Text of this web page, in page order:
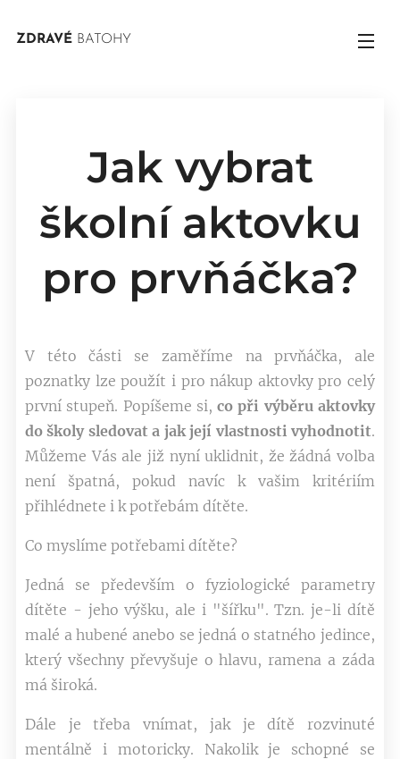
ZDRAVÉ BATOHY
Jak vybrat
školní aktovku
pro prvňáčka?
V této části se zaměříme na prvňáčka, ale
poznatky lze použít i pro nákup aktovky pro celý
první stupeň. Popíšeme si,co při výběru aktovky
do školy sledovat a jak její vlastnosti vyhodnotit.
Můžeme Vás ale již nyní uklidnit, že žádná volba
není špatná, pokud navíc k vašim kritériím
přihlédnete i k potřebám dítěte.
Co myslíme potřebami dítěte?
Jedná se především o fyziologické parametry
dítěte - jeho výšku, ale i "šířku". Tzn. je-li dítě
malé a hubené anebo se jedná o statného jedince,
který všechny převyšuje o hlavu, ramena a záda
má široká.
Dále je třeba vnímat, jak je dítě rozvinuté
mentálně i motoricky. Nakolik je schopné se